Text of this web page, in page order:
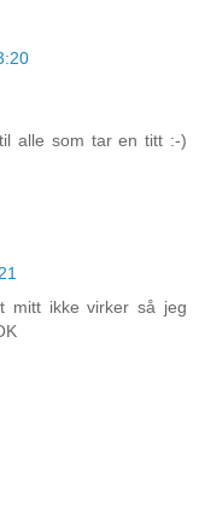
alle som tar en titt :-)
mitt ikke virker så jeg